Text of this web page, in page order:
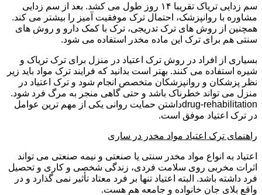
سم زدایی تریاک تقریبا ۱۴ روز طول می کشد. بعد از سم زدایی
مشاوره با روانپزشک، احتمال ترک موفقیت آمیز را بیشتر می کند.
همچنین از روش های ترک تدریجی، ترک با کمک دارو و روش های
سنتی هم برای ترک این ماده مخدر استفاده می شود.
بسیاری از افراد در روش ترک اعتیاد در منزل برای ترک تریاک و
شیره استفاده می کنند. بهتر است بدانید که فرایند ترک مواد باید زیر
نظر پزشکان و روانپزشکان متخصص انجام شود و ترک اعتیاد در
منزل می تواند خطرناک باشد و حتی گاهی منجر به مرگ فرد شود.
drug-rehabilitationداشتن حمایت روانی یکی از مهم ترین عوامل
در ترک اعتیاد موفق است.
راهنمای ترک اعتیاد مواد مخدر در ساری
اعتیاد به انواع مواد مخدر سنتی یا صنعتی و نیمه صنعتی می تواند
اثرات مخربی روی سلامت فردی، زندگی شخصی و کاری و تحصیل
فرد داشته باشد. البته اعتیاد تنها بر فرد معتاد تأثیر نمی گذارد و در
واقع بلای جان خانواده و جامعه هم هست.